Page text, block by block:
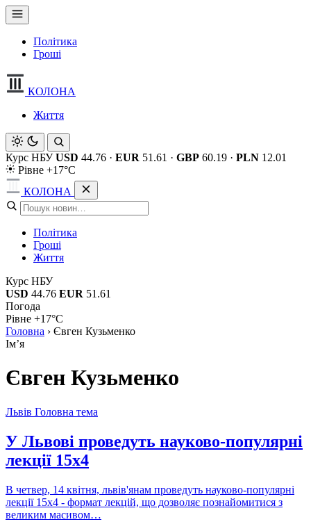
Політика
Гроші
КОЛОНА
Життя
Курс НБУ USD 44.76 · EUR 51.61 · GBP 60.19 · PLN 12.01
Рівне +17°C
КОЛОНА
Політика
Гроші
Життя
Курс НБУ
USD 44.76 EUR 51.61
Погода
Рівне +17°C
Головна › Євген Кузьменко
Імʼя
Євген Кузьменко
Львів Головна тема
У Львові проведуть науково-популярні
лекції 15х4
В четвер, 14 квітня, львів'янам проведуть науково-популярні
лекції 15х4 - формат лекцій, що дозволяє познайомитися з
великим масивом…